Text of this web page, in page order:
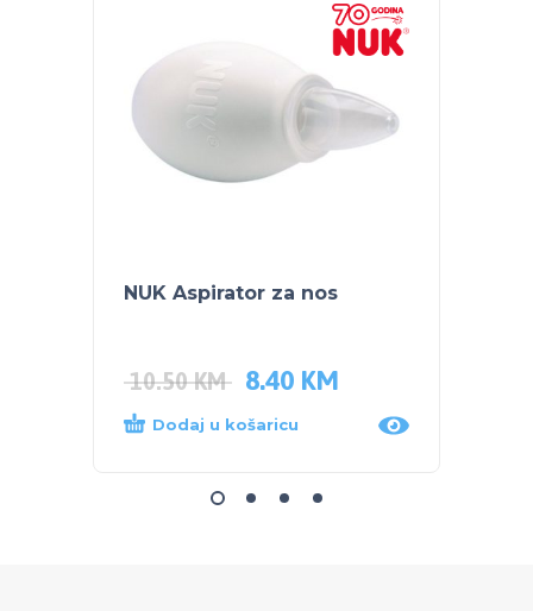
NUK Aspirator za nos
10.50KM 8.40 KM
Dodaj u košaricu